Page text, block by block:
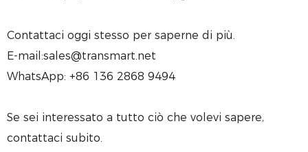
Contattaci oggi stesso per saperne di più.
E-mail:sales@transmart.net
WhatsApp: +86 136 2868 9494
Se sei interessato a tutto ciò che volevi sapere,
contattaci subito.